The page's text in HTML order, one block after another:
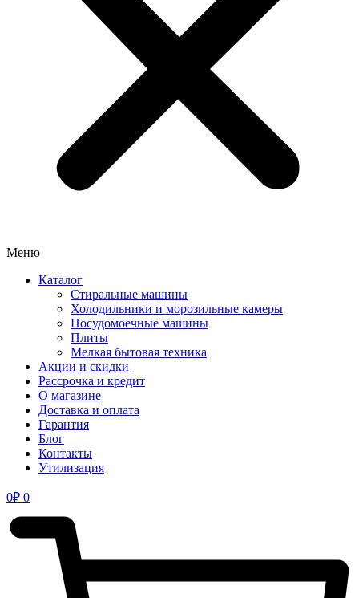
Меню
Каталог
Стиральные машины
Холодильники и морозильные камеры
Посудомоечные машины
Плиты
Мелкая бытовая техника
Акции и скидки
Рассрочка и кредит
О магазине
Доставка и оплата
Гарантия
Блог
Контакты
Утилизация
0₽ 0